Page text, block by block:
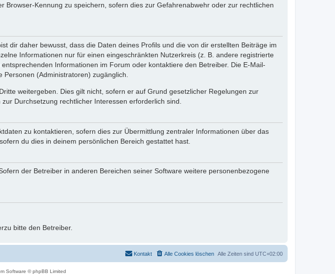
Kennung zu speichern, sofern dies zur Gefahrenabwehr oder zur rechtlichen
dir daher bewusst, dass die Daten deines Profils und die von dir erstellten Beiträge im
Informationen nur für einen eingeschränkten Nutzerkreis (z. B. andere registrierte
Informationen im Forum oder kontaktiere den Betreiber. Die E-Mail-
(Administratoren) zugänglich.
weitergeben. Dies gilt nicht, sofern er auf Grund gesetzlicher Regelungen zur
Durchsetzung rechtlicher Interessen erforderlich sind.
zu kontaktieren, sofern dies zur Übermittlung zentraler Informationen über das
du dies in deinem persönlichen Bereich gestattet hast.
der Betreiber in anderen Bereichen seiner Software weitere personenbezogene
bitte den Betreiber.
Alle Zeiten sind UTC+02:00
Alle Cookies löschen
Kontakt
Software © phpBB Limited